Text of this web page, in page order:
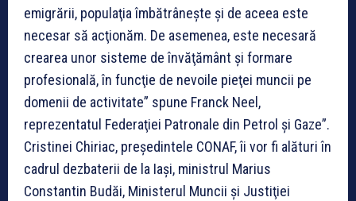
emigrării, populaţia îmbătrâneşte şi de aceea este
necesar să acţionăm. De asemenea, este necesară
crearea unor sisteme de învăţământ şi formare
profesională, în funcţie de nevoile pieţei muncii pe
domenii de activitate” spune Franck Neel,
reprezentatul Federaţiei Patronale din Petrol şi Gaze”.
Cristinei Chiriac, preşedintele CONAF, îi vor fi alături în
cadrul dezbaterii de la Iaşi, ministrul Marius
Constantin Budăi, Ministerul Muncii şi Justiţiei